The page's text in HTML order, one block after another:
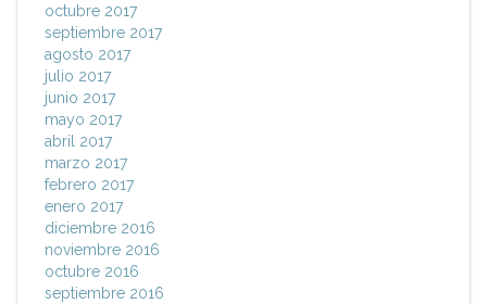
octubre 2017
septiembre 2017
agosto 2017
julio 2017
junio 2017
mayo 2017
abril 2017
marzo 2017
febrero 2017
enero 2017
diciembre 2016
noviembre 2016
octubre 2016
septiembre 2016